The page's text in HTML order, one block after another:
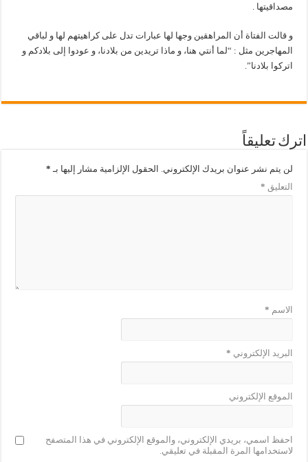
مصداقيتها .
و قالت الفتاة أن المراهقين وجها لها عبارات تدل على كراهيتهم لها و لباقي
المهاجرين مثل : “لما أنتي هنا، و ماذا تريدين من بلادنا، و عودوا إلى بلادكم و
اتركوا بلادنا”.
اترك تعليقاً
لن يتم نشر عنوان بريدك الإلكتروني. الحقول الإلزامية مشار إليها بـ *
التعليق *
الاسم *
البريد الإلكتروني *
الموقع الإلكتروني
احفظ اسمي، بريدي الإلكتروني، والموقع الإلكتروني في هذا المتصفح
لاستخدامها المرة المقبلة في تعليقي.